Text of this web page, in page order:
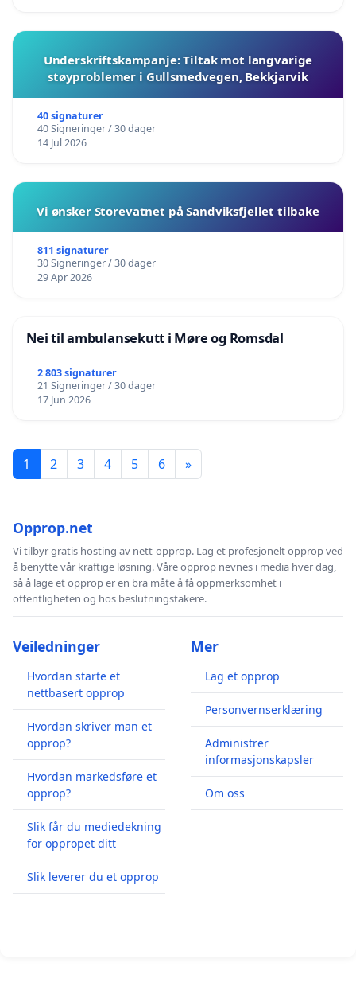
Underskriftskampanje: Tiltak mot langvarige
støyproblemer i Gullsmedvegen, Bekkjarvik
40 signaturer
40 Signeringer / 30 dager
14 Jul 2026
Vi ønsker Storevatnet på Sandviksfjellet tilbake
811 signaturer
30 Signeringer / 30 dager
29 Apr 2026
Nei til ambulansekutt i Møre og Romsdal
2 803 signaturer
21 Signeringer / 30 dager
17 Jun 2026
1 2 3 4 5 6 »
Opprop.net
Vi tilbyr gratis hosting av nett-opprop. Lag et profesjonelt opprop ved
å benytte vår kraftige løsning. Våre opprop nevnes i media hver dag,
så å lage et opprop er en bra måte å få oppmerksomhet i
offentligheten og hos beslutningstakere.
Veiledninger
Hvordan starte et
nettbasert opprop
Hvordan skriver man et
opprop?
Hvordan markedsføre et
opprop?
Slik får du mediedekning
for oppropet ditt
Slik leverer du et opprop
Mer
Lag et opprop
Personvernserklæring
Administrer
informasjonskapsler
Om oss